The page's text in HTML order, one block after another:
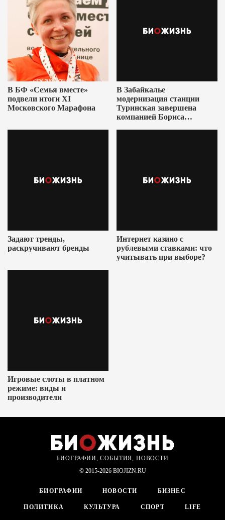
В БФ «Семья вместе»
подвели итоги XI
Московского Марафона
В Забайкалье
модернизация станции
Туринская завершена
компанией Бориса
Задают тренды,
раскручивают бренды
Интернет казино с
рублевыми ставками: что
учитывать при выборе?
Игровые слоты в платном
режиме: виды и
производители
БИОГРАФИИ, СОБЫТИЯ, НОВОСТИ
© 2015-2026 BIOJIZN.RU
БИОГРАФИИ НОВОСТИ БИЗНЕС
ПОЛИТИКА КУЛЬТУРА СПОРТ LIFE